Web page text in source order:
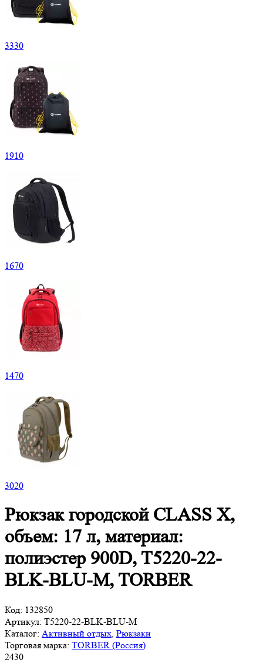
3330
1910
1670
1470
3020
Рюкзак городской CLASS X,
объем: 17 л, материал:
полиэстер 900D, T5220-22-
BLK-BLU-M, TORBER
Код: 132850
Артикул: T5220-22-BLK-BLU-M
Каталог: Активный отдых Рюкзаки
Торговая марка: TORBER (Россия)
2430